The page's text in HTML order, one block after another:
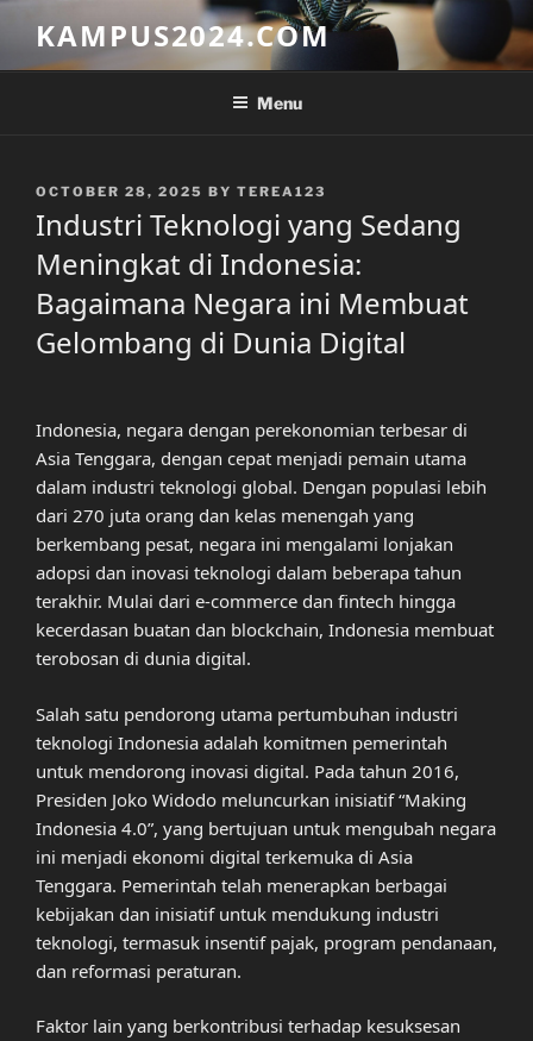
content
KAMPUS2024.COM
Menu
POSTED
OCTOBER 28, 2025 BY TEREA123
Industri Teknologi yang Sedang
Meningkat di Indonesia:
Bagaimana Negara ini Membuat
Gelombang di Dunia Digital
Indonesia, negara dengan perekonomian terbesar di
Asia Tenggara, dengan cepat menjadi pemain utama
dalam industri teknologi global. Dengan populasi lebih
dari 270 juta orang dan kelas menengah yang
berkembang pesat, negara ini mengalami lonjakan
adopsi dan inovasi teknologi dalam beberapa tahun
terakhir. Mulai dari e-commerce dan fintech hingga
kecerdasan buatan dan blockchain, Indonesia membuat
terobosan di dunia digital.
Salah satu pendorong utama pertumbuhan industri
teknologi Indonesia adalah komitmen pemerintah
untuk mendorong inovasi digital. Pada tahun 2016,
Presiden Joko Widodo meluncurkan inisiatif “Making
Indonesia 4.0”, yang bertujuan untuk mengubah negara
ini menjadi ekonomi digital terkemuka di Asia
Tenggara. Pemerintah telah menerapkan berbagai
kebijakan dan inisiatif untuk mendukung industri
teknologi, termasuk insentif pajak, program pendanaan,
dan reformasi peraturan.
Faktor lain yang berkontribusi terhadap kesuksesan